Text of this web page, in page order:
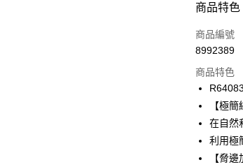
付款方式
信用卡一
合作金
華南商
國泰世
臺灣中
超商取貨
Apple Pay
商品特色
商品編號
8992389
商品特色
【極
在自然
利用極
【脅